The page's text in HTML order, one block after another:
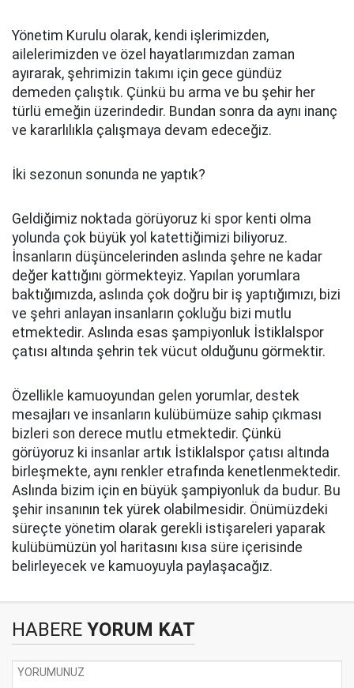
Yönetim Kurulu olarak, kendi işlerimizden,
ailelerimizden ve özel hayatlarımızdan zaman
ayırarak, şehrimizin takımı için gece gündüz
demeden çalıştık. Çünkü bu arma ve bu şehir her
türlü emeğin üzerindedir. Bundan sonra da aynı inanç
ve kararlılıkla çalışmaya devam edeceğiz.
İki sezonun sonunda ne yaptık?
Geldiğimiz noktada görüyoruz ki spor kenti olma
yolunda çok büyük yol katettiğimizi biliyoruz.
İnsanların düşüncelerinden aslında şehre ne kadar
değer kattığını görmekteyiz. Yapılan yorumlara
baktığımızda, aslında çok doğru bir iş yaptığımızı, bizi
ve şehri anlayan insanların çokluğu bizi mutlu
etmektedir. Aslında esas şampiyonluk İstiklalspor
çatısı altında şehrin tek vücut olduğunu görmektir.
Özellikle kamuoyundan gelen yorumlar, destek
mesajları ve insanların kulübümüze sahip çıkması
bizleri son derece mutlu etmektedir. Çünkü
görüyoruz ki insanlar artık İstiklalspor çatısı altında
birleşmekte, aynı renkler etrafında kenetlenmektedir.
Aslında bizim için en büyük şampiyonluk da budur. Bu
şehir insanının tek yürek olabilmesidir. Önümüzdeki
süreçte yönetim olarak gerekli istişareleri yaparak
kulübümüzün yol haritasını kısa süre içerisinde
belirleyecek ve kamuoyuyla paylaşacağız.
HABERE YORUM KAT